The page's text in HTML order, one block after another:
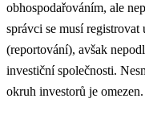
obhospodařováním, ale
správci se musí
(reportování), avšak
investiční společnosti.
okruh investorů je omezen.